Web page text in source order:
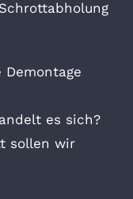
es sich?
sollen wir